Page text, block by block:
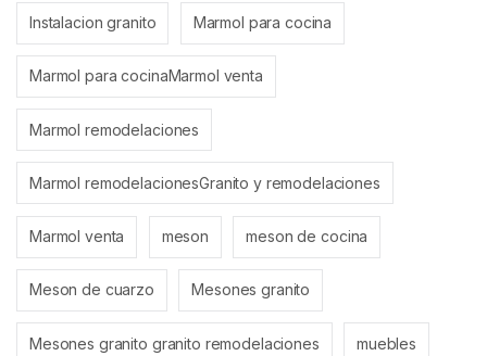
Instalacion granito Marmol para cocina
Marmol para cocinaMarmol venta
Marmol remodelaciones
Marmol remodelacionesGranito y remodelaciones
Marmol venta meson meson de cocina
Meson de cuarzo Mesones granito
Mesones granito granito remodelaciones muebles